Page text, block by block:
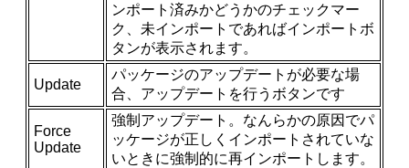
ンポート済みかどうかのチェックマー
ク、未インポートであればインポートボ
タンが表示されます。
Update
パッケージのアップデートが必要な場
合、アップデートを行うボタンです
Force
Update
強制アップデート。なんらかの原因でパ
ッケージが正しくインポートされていな
いときに強制的に再インポートします。